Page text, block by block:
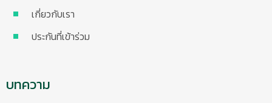
เกี่ยวกับเรา
ประกันที่เข้าร่วม
บทความ